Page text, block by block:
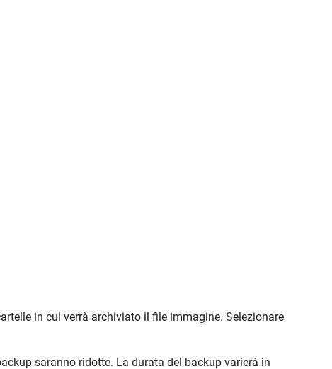
in cui verrà archiviato il file immagine. Selezionare
saranno ridotte. La durata del backup varierà in